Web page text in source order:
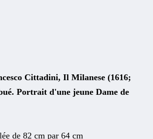
Cittadini, Il Milanese (1616;
Portrait d'une jeune Dame de
de 82 cm par 64 cm